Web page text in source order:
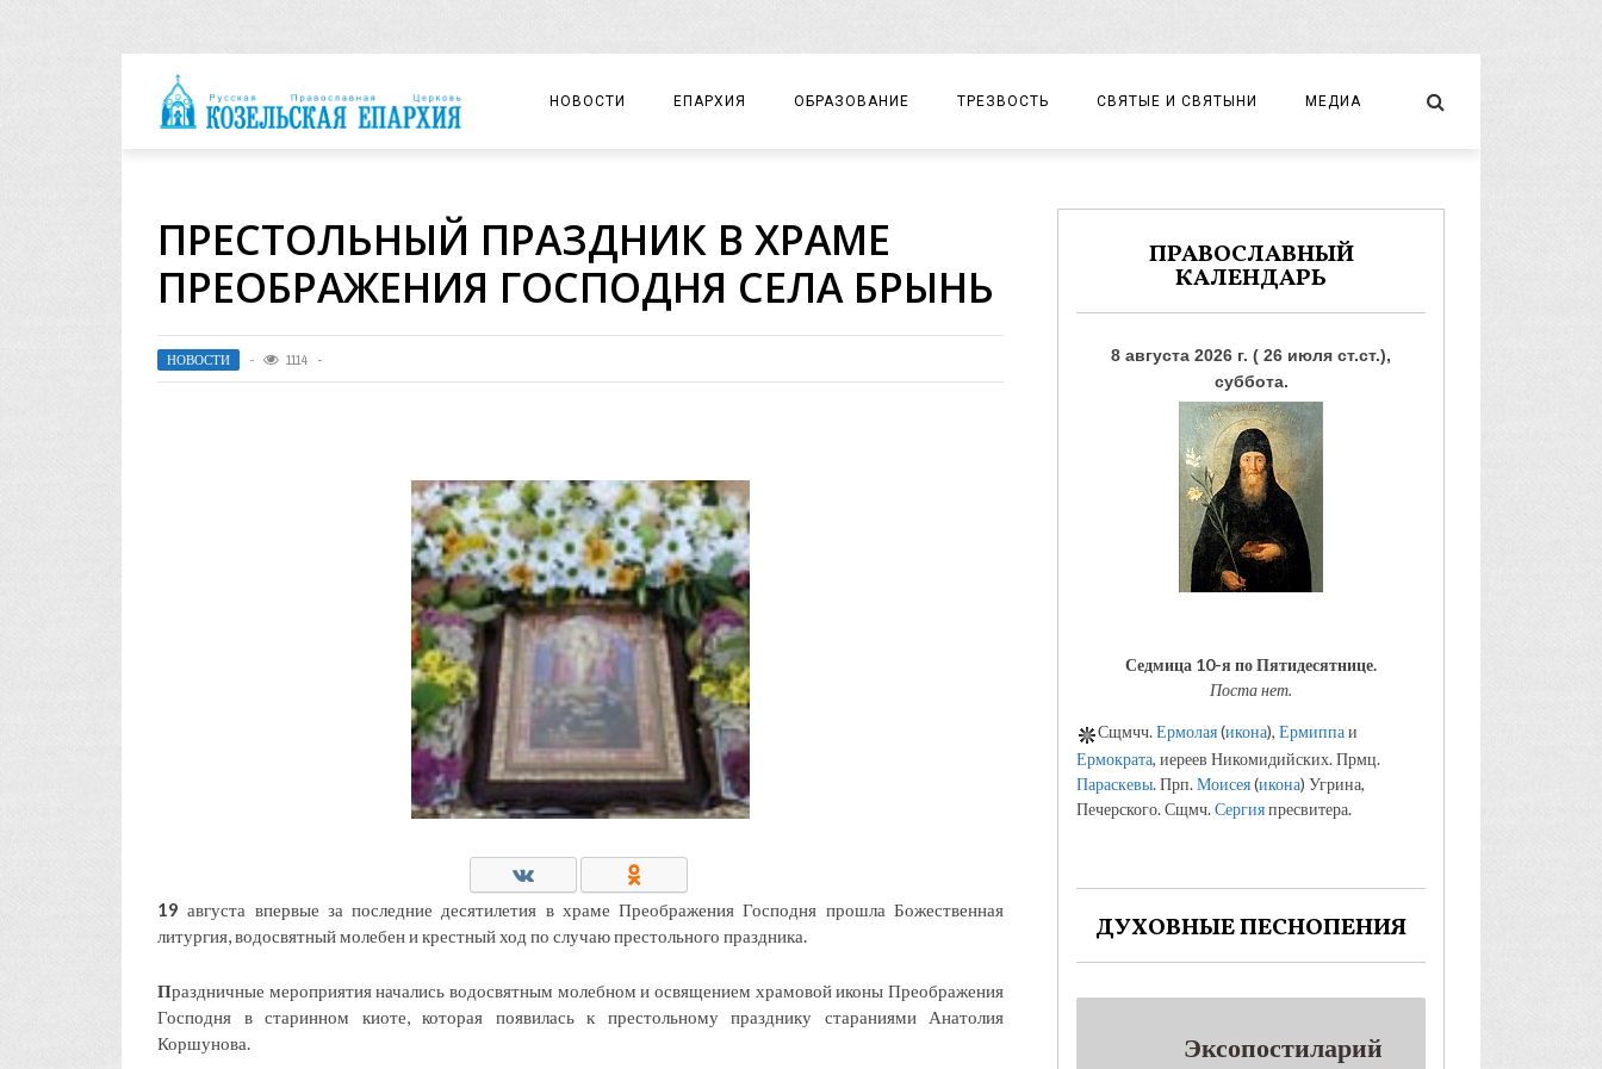
НОВОСТИ ЕПАРХИЯ
ЕПАРХИАЛЬНОЕ УПРАВЛЕНИЕ
ДОКУМЕНТЫ
ЕПАРХИАЛЬНЫЕ ОТДЕЛЫ
ДУХОВЕНСТВО
ХРАМЫ И МОНАСТЫРИ
МАТЕРИАЛЫ
КОНТАКТЫ/РЕКВИЗИТЫ
ОБРАЗОВАНИЕ
ЦЕНТР «ВОЗРОЖДЕНИЕ»
ДЕТСКИЙ ТУРИЗМ
ТРЕЗВОСТЬ
ЗАМЕТКИ
СВЯТЫЕ И СВЯТЫНИ МЕДИА
ФОТО
ПРЕСТОЛЬНЫЙ ПРАЗДНИК В ХРАМЕ
ПРЕОБРАЖЕНИЯ ГОСПОДНЯ СЕЛА БРЫНЬ
НОВОСТИ 1114
19 августа впервые за последние десятилетия в храме Преображения Господня прошла Божественная
литургия, водосвятный молебен и крестный ход по случаю престольного праздника.
Праздничные мероприятия начались водосвятным молебном и освящением храмовой иконы Преображения
Господня в старинном киоте, которая появилась к престольному празднику стараниями Анатолия
Коршунова.
ПРАВОСЛАВНЫЙ
КАЛЕНДАРЬ
8 августа 2026 г. ( 26 июля ст.ст.),
суббота.
Седмица 10-я по Пятидесятнице.
Поста нет.
Сщмчч.Ермолая(икона), Ермиппаи
Ермократа, иереев Никомидийских. Прмц.
Параскевы. Прп.Моисея(икона) Угрина,
Печерского. Сщмч.Сергияпресвитера.
ДУХОВНЫЕ ПЕСНОПЕНИЯ
Эксопостиларий